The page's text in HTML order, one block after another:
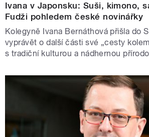
Ivana v Japonsku: Suši, kimono,
Fudži pohledem české novinářky
Kolegyně Ivana Bernáthová přišla do
vyprávět o další části své „cesty
s tradiční kulturou a nádhernou